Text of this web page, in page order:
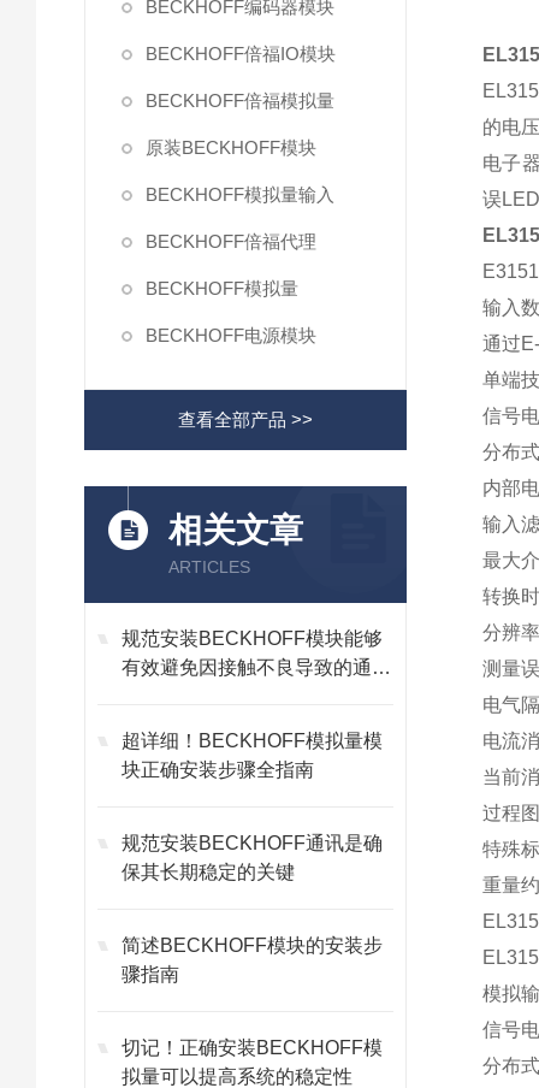
BECKHOFF编码器模块
BECKHOFF倍福IO模块
BECKHOFF倍福模拟量
原装BECKHOFF模块
BECKHOFF模拟量输入
BECKHOFF倍福代理
BECKHOFF模拟量
BECKHOFF电源模块
查看全部产品 >>
相关文章
ARTICLES
规范安装BECKHOFF模块能够
有效避免因接触不良导致的通讯
超详细！BECKHOFF模拟量模
块正确安装步骤全指南
规范安装BECKHOFF通讯是确
保其长期稳定的关键
简述BECKHOFF模块的安装步
骤指南
切记！正确安装BECKHOFF模
拟量可以提高系统的稳定性
的电
电子
误
输入
通过
单端
信号
分布
内部
输入
最大
转换
分辨
测量
电气
电流
当前
过程
特殊
重量
模拟
信号
分布